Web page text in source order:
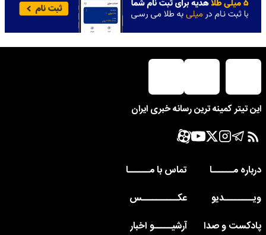
این تیتر کمینه ترین رسانه خبری ایران
درباره مــــــا
تماس با مــــــا
ویــــــــدیو
عکــــــــــس
پادکست و صدا
آرشیـــــو اخبار